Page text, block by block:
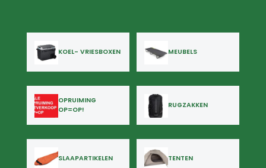
KOEL- VRIESBOXEN MEUBELS
OPRUIMING
OP=OP!
RUGZAKKEN
SLAAPARTIKELEN TENTEN